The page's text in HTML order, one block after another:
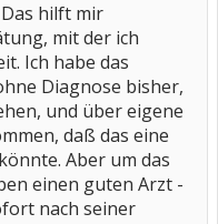
hilft mir
mit der ich
Ich habe das
Diagnose bisher,
und über eigene
daß das eine
Aber um das
einen guten Arzt -
nach seiner